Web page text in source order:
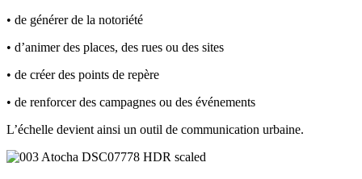
• de générer de la notoriété
• d’animer des places, des rues ou des sites
• de créer des points de repère
• de renforcer des campagnes ou des événements
L’échelle devient ainsi un outil de communication urbaine.